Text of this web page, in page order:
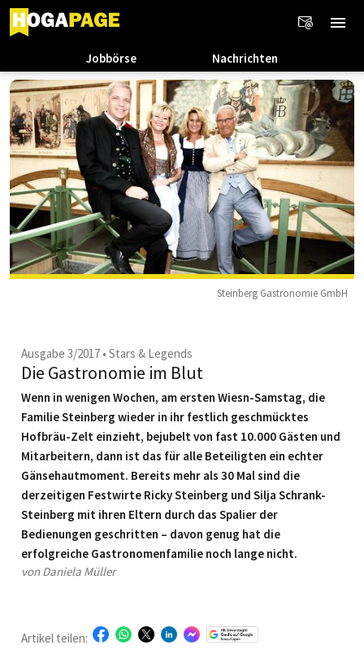
Jobbörse Nachrichten
Steinberg Gastronomie GmbH
Ausgabe 3/2017 • Stars & Legends
Die Gastronomie im Blut
Wenn in wenigen Wochen, am ersten Wiesn-Samstag, die
Familie Steinberg wieder in ihr festlich geschmücktes
Hofbräu-­Zelt einzieht, bejubelt von fast 10.000 Gästen und
Mitarbeitern, dann ist das für alle Beteiligten ein echter
Gänsehautmoment. Bereits mehr als 30 Mal sind die
derzeitigen Festwirte Ricky Steinberg und Silja Schrank-
Steinberg mit ihren Eltern durch das Spalier der
Bedienungen geschritten – davon genug hat die
erfolgreiche Gastronomenfamilie noch lange nicht.
von Daniela Müller
Artikel teilen: